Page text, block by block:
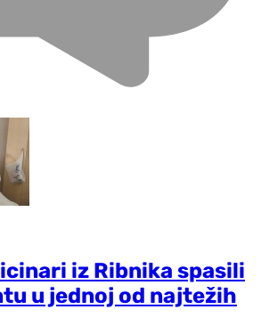
iz Ribnika spasili
u jednoj od najtežih